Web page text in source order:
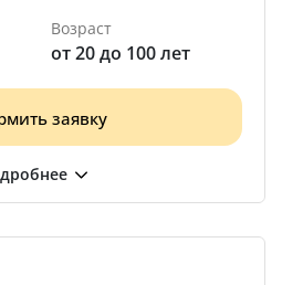
Возраст
от 20 до 100 лет
заявку